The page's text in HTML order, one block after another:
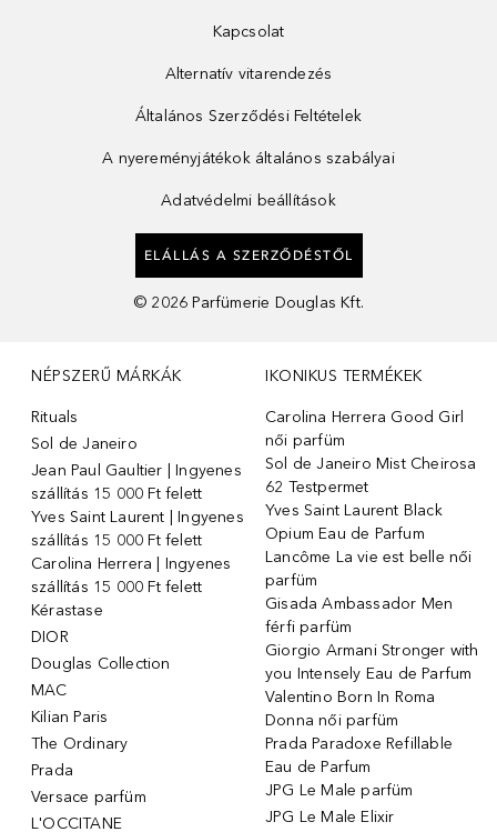
Kapcsolat
Alternatív vitarendezés
Általános Szerződési Feltételek
A nyereményjátékok általános szabályai
Adatvédelmi beállítások
ELÁLLÁS A SZERZŐDÉSTŐL
© 2026 Parfümerie Douglas Kft.
NÉPSZERŰ MÁRKÁK
Rituals
Sol de Janeiro
Jean Paul Gaultier | Ingyenes
szállítás 15 000 Ft felett
Yves Saint Laurent | Ingyenes
szállítás 15 000 Ft felett
Carolina Herrera | Ingyenes
szállítás 15 000 Ft felett
Kérastase
DIOR
Douglas Collection
MAC
Kilian Paris
The Ordinary
Prada
Versace parfüm
L'OCCITANE
IKONIKUS TERMÉKEK
Carolina Herrera Good Girl
női parfüm
Sol de Janeiro Mist Cheirosa
62 Testpermet
Yves Saint Laurent Black
Opium Eau de Parfum
Lancôme La vie est belle női
parfüm
Gisada Ambassador Men
férfi parfüm
Giorgio Armani Stronger with
you Intensely Eau de Parfum
Valentino Born In Roma
Donna női parfüm
Prada Paradoxe Refillable
Eau de Parfum
JPG Le Male parfüm
JPG Le Male Elixir